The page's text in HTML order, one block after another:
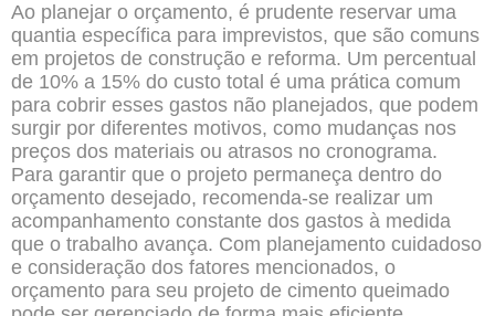
Ao planejar o orçamento, é prudente reservar uma
quantia específica para imprevistos, que são comuns
em projetos de construção e reforma. Um percentual
de 10% a 15% do custo total é uma prática comum
para cobrir esses gastos não planejados, que podem
surgir por diferentes motivos, como mudanças nos
preços dos materiais ou atrasos no cronograma.
Para garantir que o projeto permaneça dentro do
orçamento desejado, recomenda-se realizar um
acompanhamento constante dos gastos à medida
que o trabalho avança. Com planejamento cuidadoso
e consideração dos fatores mencionados, o
orçamento para seu projeto de cimento queimado